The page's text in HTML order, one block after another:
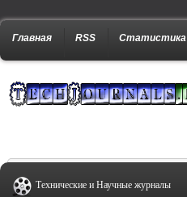
Главная RSS Статистика
Технические и Научные журналы